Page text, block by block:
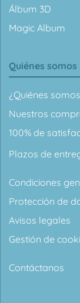
Álbum 3D
Magic Album
Quiénes somos
¿Quiénes
Nuestros
100% de
Plazos de
Condiciones
Protección de
Avisos legales
Gestión de
Contáctanos